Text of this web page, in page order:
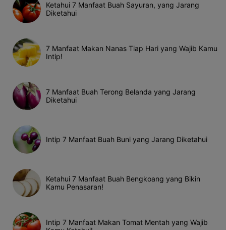
Ketahui 7 Manfaat Buah Sayuran, yang Jarang
Diketahui
7 Manfaat Makan Nanas Tiap Hari yang Wajib Kamu
Intip!
7 Manfaat Buah Terong Belanda yang Jarang
Diketahui
Intip 7 Manfaat Buah Buni yang Jarang Diketahui
Ketahui 7 Manfaat Buah Bengkoang yang Bikin
Kamu Penasaran!
Intip 7 Manfaat Makan Tomat Mentah yang Wajib